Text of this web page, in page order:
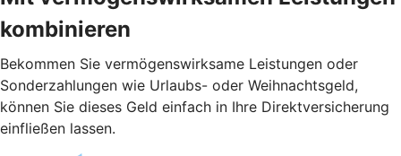
kombinieren
Bekommen Sie vermögenswirksame Leistungen oder
Sonderzahlungen wie Urlaubs- oder Weihnachtsgeld,
können Sie dieses Geld einfach in Ihre Direktversicherung
einfließen lassen.